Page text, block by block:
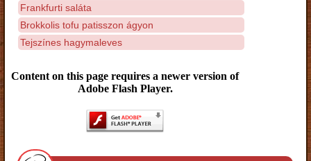
Frankfurti saláta
Brokkolis tofu patisszon ágyon
Tejszínes hagymaleves
Content on this page requires a newer version of
Adobe Flash Player.